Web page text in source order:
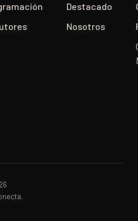
Destacado
Nosotros